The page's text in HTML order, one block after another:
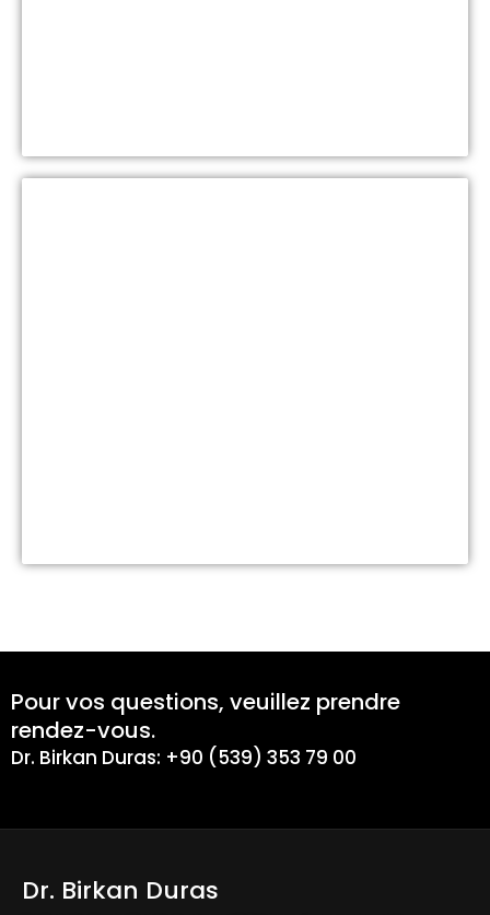
Pour vos questions, veuillez prendre
rendez-vous.
Dr. Birkan Duras: +90 (539) 353 79 00
Dr. Birkan Duras